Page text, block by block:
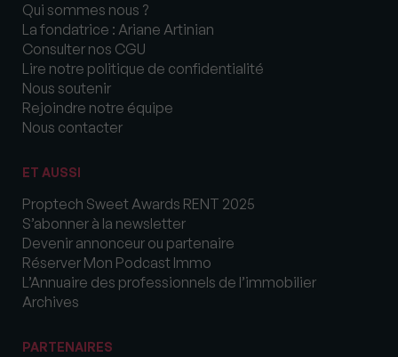
Qui sommes nous ?
La fondatrice : Ariane Artinian
Consulter nos CGU
Lire notre politique de confidentialité
Nous soutenir
Rejoindre notre équipe
Nous contacter
ET AUSSI
Proptech Sweet Awards RENT 2025
S’abonner à la newsletter
Devenir annonceur ou partenaire
Réserver Mon Podcast Immo
L’Annuaire des professionnels de l’immobilier
Archives
PARTENAIRES